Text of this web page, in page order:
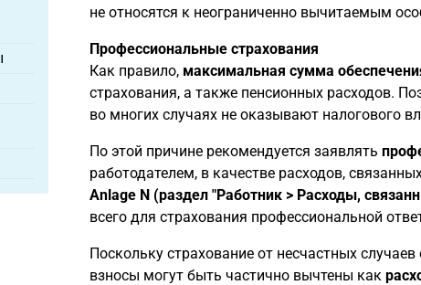
не относятся к неограниченно вычитаемым
Профессиональные страхования
Как правило, максимальная сумма
страхования, а также пенсионных расходов.
во многих случаях не оказывают налогового
По этой причине рекомендуется заявлять
работодателем, в качестве расходов,
Anlage N (раздел "Работник > Расходы,
всего для страхования профессиональной
Поскольку страхование от несчастных
взносы могут быть частично вычтены как